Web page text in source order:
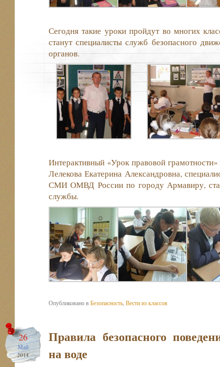
Сегодня такие уроки пройдут во многих
станут специалисты служб безопасного
органов.
Интерактивный «Урок правовой
Лелекова Екатерина Александровна,
СМИ ОМВД России по городу Армавиру,
службы.
Опубликовано вБезопасность Вести из классов
26
Май
2014
Правила безопасного
на воде